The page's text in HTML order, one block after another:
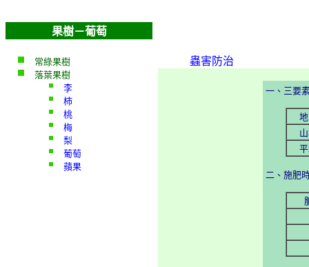
果樹－葡萄
常綠果樹
落葉果樹
李
柿
桃
梅
梨
葡萄
蘋果
蟲害防治
一、三要
二、施肥